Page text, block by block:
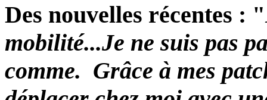
Des nouvelles récentes : "
mobilité...Je ne suis pas
comme. Grâce à mes